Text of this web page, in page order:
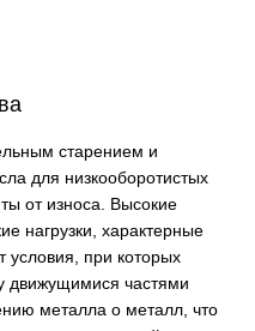
старением и
для низкооборотистых
от износа. Высокие
нагрузки, характерные
условия, при которых
движущимися частями
металла о металл, что